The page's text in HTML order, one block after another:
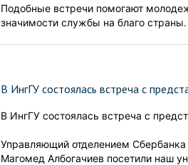
Подобные встречи помогают
значимости службы на благо страны.
В ИнгГУ состоялась встреча с
В ИнгГУ состоялась встреча с
Управляющий отделением
Магомед Албогачиев посетили наш